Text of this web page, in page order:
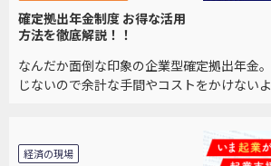
確定拠出年金制度 お得な活用
方法を徹底解説！！
なんだか面倒な印象の企業型確定拠出年金
じないので余計な手間やコストをかけない
経済の現場